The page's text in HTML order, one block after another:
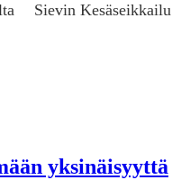
Sievin Kesäseikkailu
yksinäisyyttä